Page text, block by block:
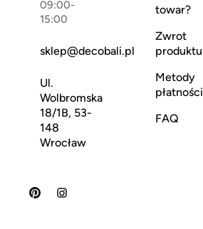
09:00-
15:00
sklep@decobali.pl
Ul.
Wolbromska
18/1B, 53-
148
Wrocław
towar?
Zwrot
produktu
Metody
płatności
FAQ